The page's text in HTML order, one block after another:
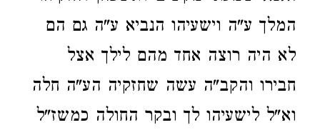
המלך ע"ה וישעיהו הנביא ע"ה גם הם
לא היה רוצה אחד מהם לילך אצל
חבירו והקב"ה עשה שחזקיה הע"ה חלה
וא"ל לישעיהו לך ובקר החולה כמשז"ל